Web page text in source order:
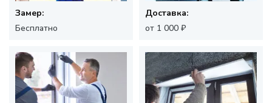
Замер:
Бесплатно
Доставка:
от 1 000 ₽